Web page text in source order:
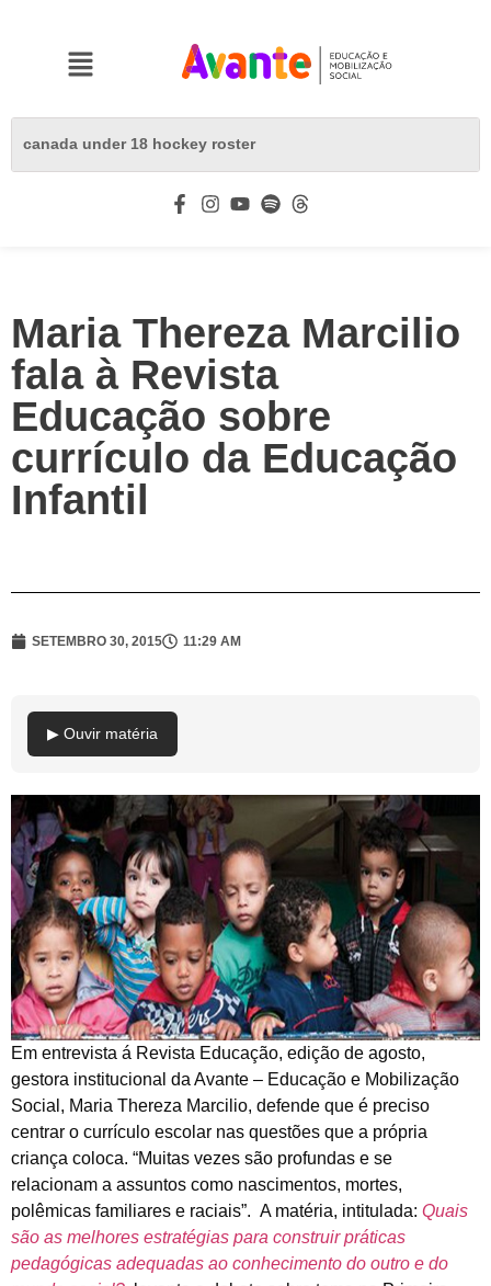
Maria Thereza Marcilio
fala à Revista
Educação sobre
currículo da Educação
Infantil
SETEMBRO 30, 2015 11:29 AM
▶ Ouvir matéria
Em entrevista á Revista Educação, edição de agosto,
gestora institucional da Avante – Educação e Mobilização
Social, Maria Thereza Marcilio, defende que é preciso
centrar o currículo escolar nas questões que a própria
criança coloca. “Muitas vezes são profundas e se
relacionam a assuntos como nascimentos, mortes,
polêmicas familiares e raciais”. A matéria, intitulada: Quais
são as melhores estratégias para construir práticas
pedagógicas adequadas ao conhecimento do outro e do